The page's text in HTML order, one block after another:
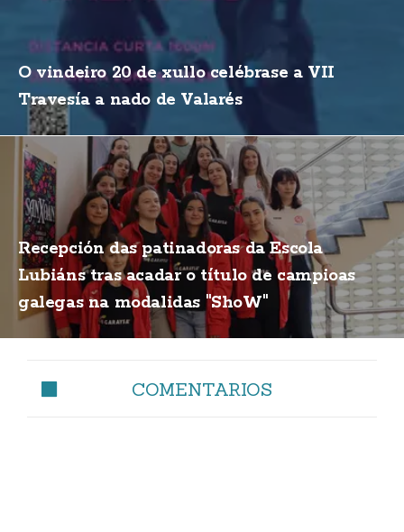
O vindeiro 20 de xullo celébrase a VII
Travesía a nado de Valarés
Recepción das patinadoras da Escola
Lubiáns tras acadar o título de campioas
galegas na modalidas "ShoW"
COMENTARIOS